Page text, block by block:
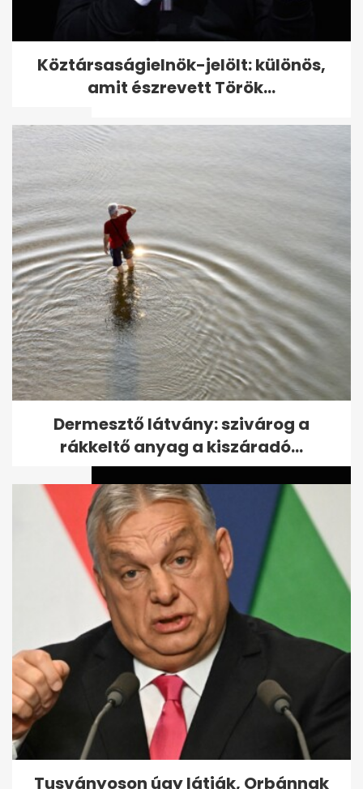
Köztársaságielnök-jelölt:
különös, amit észrevett
Török...
Kiszivárgott felvétel: Kubatov
elmondta mire ment el a
Fradiváros...
Köztársaságielnök-jelölt:
különös, amit észrevett
Török...
Köztársaságielnök-jelölt: különös,
amit észrevett Török...
Dermesztő látvány: szivárog a
rákkeltő anyag a kiszáradó...
Tusványoson úgy látják, Orbánnak